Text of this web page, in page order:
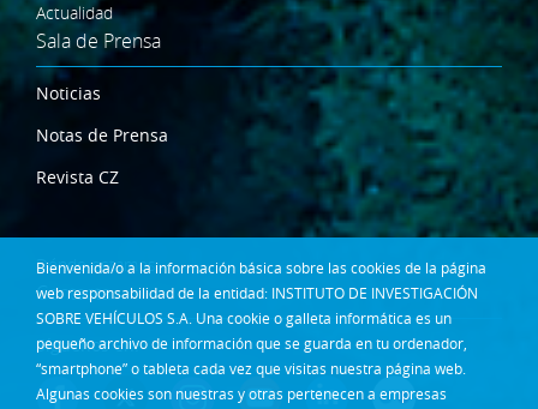
Bienvenida/o a la información básica sobre las cookies de la página
web responsabilidad de la entidad: INSTITUTO DE INVESTIGACIÓN
SOBRE VEHÍCULOS S.A. Una cookie o galleta informática es un
pequeño archivo de información que se guarda en tu ordenador,
“smartphone” o tableta cada vez que visitas nuestra página web.
Algunas cookies son nuestras y otras pertenecen a empresas
Actualidad
Sala de Prensa
Noticias
Notas de Prensa
Revista CZ
Dónde estamos
Contacta
Síguenos en: